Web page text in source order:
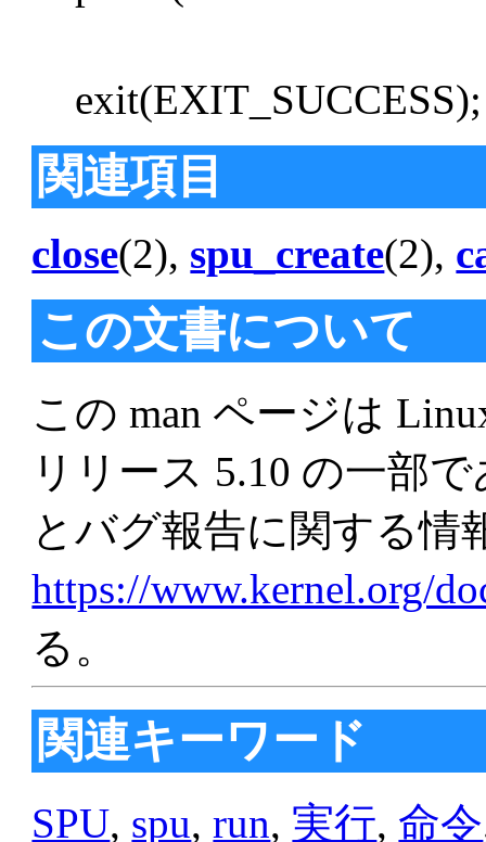
関連項目
close(2), spu_create(2),
この文書について
この man ページは
リリース 5.10 の一部
とバグ報告に関する情
https://www.kernel.org/
る。
関連キーワード
SPU, spu,run, 実行, 命令